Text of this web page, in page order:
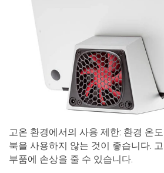
고온 환경에서의 사용 제한: 환경 온
북을 사용하지 않는 것이 좋습니다.
부품에 손상을 줄 수 있습니다.